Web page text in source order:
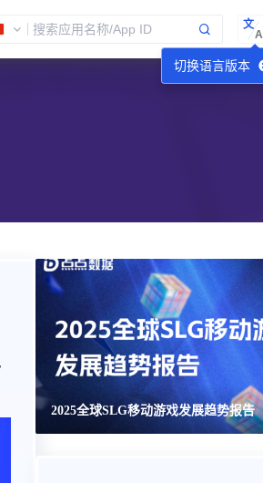
切换语言版本
文
A
2025全球SLG移动游戏发展趋势报告